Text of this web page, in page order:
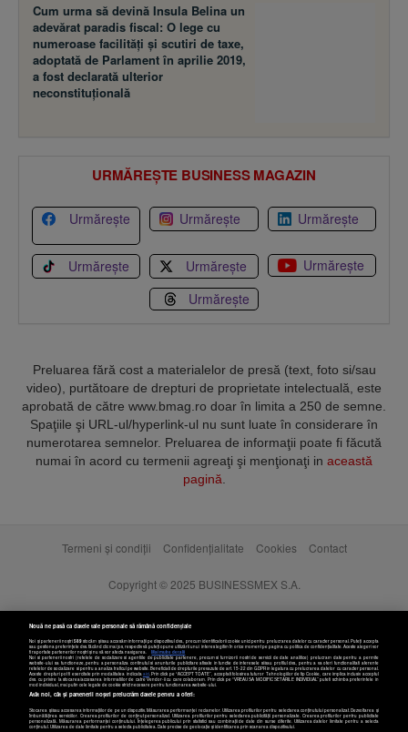
Cum urma să devină Insula Belina un
adevărat paradis fiscal: O lege cu
numeroase facilităţi şi scutiri de taxe,
adoptată de Parlament în aprilie 2019,
a fost declarată ulterior
neconstituţională
URMĂREȘTE BUSINESS MAGAZIN
Urmărește Urmărește Urmărește
Urmărește Urmărește
Urmărește
Urmărește
Preluarea fără cost a materialelor de presă (text, foto si/sau
video), purtătoare de drepturi de proprietate intelectuală, este
aprobată de către www.bmag.ro doar în limita a 250 de semne.
Spaţiile şi URL-ul/hyperlink-ul nu sunt luate în considerare în
numerotarea semnelor. Preluarea de informaţii poate fi făcută
numai în acord cu termenii agreaţi şi menţionaţi in această
pagină
Termeni și condiții Confidențialitate Cookies Contact
Copyright © 2025 BUSINESSMEX S.A.
Setări cookies
Nouă ne pasă ca datele tale personale să rămână confidențiale
Noi și partenerii noștri589stocăm și/sau accesăm informații pe dispozitivul dvs., precum identificatorii cookie unici pentru prelucrarea datelor cu caracter personal. Puteți accepta
sau gestiona preferințele dvs. făcând clic mai jos, respectiv vă puteți opune utilizării unui interes legitim în orice moment pe pagina cu politica de confidențialitate. Aceste alegeri vor
fi raportate partenerilor noștri și nu vă vor afecta navigarea.
Mai multe detalii
Noi si partenerii nostri (retelele de socializare si agentiile de publicitate partenere, precum si furnizorii nostri de servicii de date analitice) prelucram date pentru a permite
website-ului sa functioneze, pentru a personaliza continutul si anunturile publicitare afisate in functie de interesele si/sau profilul dvs., pentru a va oferi functionalitati aferente
retelelor de socializare si pentru a analiza traficul pe website. Beneficiati de drepturile prevazute de art. 15-22 din GDPR in legatura cu prelucrarea datelor cu caracter personal.
Aceste drepturi pot fi exercitate prin modalitatea indicataaici. Prin click pe “ACCEPT TOATE”, acceptati folosirea tuturor Tehnologiilor de tip Cookie, care implica inclusiv acceptul
dvs. cu privire la stocarea/accesarea informatiilor de catre Vendor-ii cu care colaboram. Prin click pe “VREAU SA MODIFIC SETARILE INDIVIDUAL” puteti schimba preferintele in
mod individual, mai putin cele legate de cookie strict necesare pentru functionarea website-ului.
Atât noi, cât și partenerii noștri prelucrăm datele pentru a oferi:
Stocarea și/sau accesarea informațiilor de pe un dispozitiv. Măsurarea performanței reclamelor. Utilizarea profilurilor pentru selectarea conținutului personalizat. Dezvoltarea și
îmbunătățirea serviciilor. Crearea profilurilor de conținut personalizat. Utilizarea profilurilor pentru selectarea publicității personalizate. Crearea profilurilor pentru publicitate
personalizată. Măsurarea performanței conținutului. Înțelegerea publicului prin statistici sau combinații de date din surse diferite. Utilizarea datelor limitate pentru a selecta
conținutul. Utilizarea de date limitate pentru a selecta publicitatea. Date precise de geolocație și identificarea prin scanarea dispozitivului.